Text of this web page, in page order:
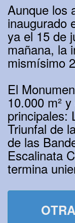
Aunque los
inaugurado
ya el 15 de
mañana, la
mismísimo
El
10.000 m²
principales:
Triunfal de
de las
Escalinata
termina